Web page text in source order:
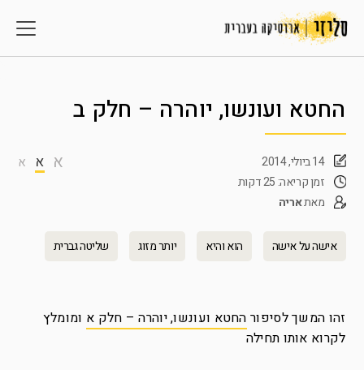
החטא ועונשו, יוהרה – חלק ב
א א א
14 ביולי, 2014
זמן קריאה: 25 דקות
מאתאריה
אישה על אישה הוא והיא יותר מזוג שליטה גברית
זהו המשך לסיפור החטא ועונשו, יוהרה – חלק א ומומלץ
לקרוא אותו תחילה